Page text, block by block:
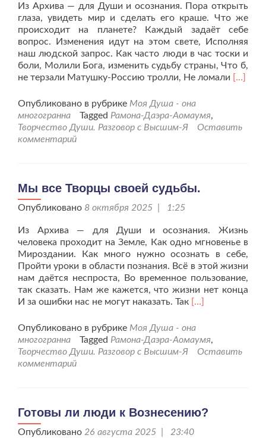
Из Архива — для Души и осознания. Пора открыть
глаза, увидеть мир и сделать его краше. Что же
происходит на планете? Каждый задаёт себе
вопрос. Изменения идут на этом свете, Исполняя
наш людской запрос. Как часто люди в час тоски и
боли, Молили Бога, изменить судьбу страны, Что б,
не терзали Матушку-Россию тролли, Не ломали Читать
[…]
Опубликовано в рубрике Моя Душа - она
многогранна
Tagged Рамона-Даэра-Аомаумя,
Творчество Души. Разговор с Высшим-Я
Оставить
комментарий
Мы все Творцы своей судьбы.
Опубликовано 8 октября 2025 | 1:25
Из Архива — для Души и осознания. Жизнь
человека проходит на Земле, Как одно мгновенье в
Мироздании. Как много нужно осознать в себе,
Пройти уроки в области познания. Всё в этой жизни
нам даётся неспроста, Во временное пользование,
так сказать. Нам же кажется, что жизни нет конца
И за ошибки нас не могут наказать. Так Читать
проМы
все
Творцы
[…]
Опубликовано в рубрике Моя Душа - она
многогранна
Tagged Рамона-Даэра-Аомаумя,
Творчество Души. Разговор с Высшим-Я
Оставить
комментарий
Готовы ли люди к Вознесению?
Опубликовано 26 августа 2025 | 23:40